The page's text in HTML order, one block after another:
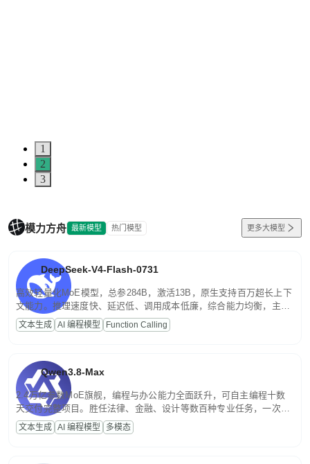
1
2
3
模力方舟 最新模型 热门模型 更多大模型
DeepSeek-V4-Flash-0731
高效轻量化MoE模型，总参284B，激活13B，原生支持百万超长上下
文能力。推理速度快、延迟低、调用成本低廉，综合能力均衡，主打
高并发、轻量化任务，适合日常对话、内容创作、基础 RAG、批量
文案处理等普惠刚需场景。
文本生成 AI 编程模型 Function Calling
Qwen3.8-Max
2.4万亿参数MoE旗舰，编程与办公能力全面跃升，可自主编程十数
天交付完整项目。胜任法律、金融、设计等数百种专业任务，一次对
话端到端交付生产级成果。原生视觉理解贯穿规划、执行与验证全流
程，支持超长文档与长视频的深度语义解析。长程任务中自主规划与
文本生成 AI 编程模型 多模态